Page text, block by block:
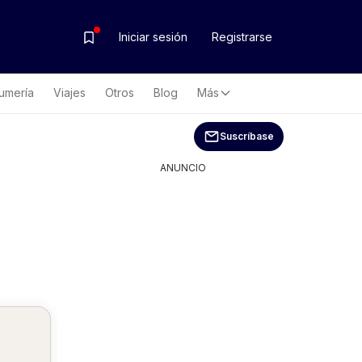
Iniciar sesión Registrarse
Viajes Otros Blog Más
Suscríbase
ANUNCIO